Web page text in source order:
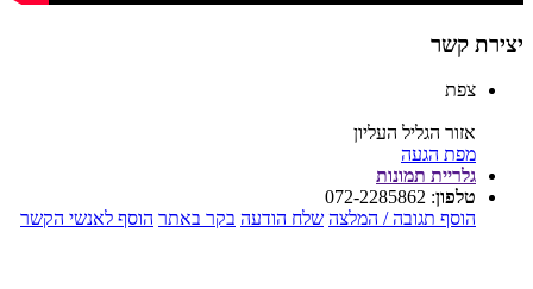
יצירת קשר
צפת
אזור הגליל העליון
מפת הגעה
גלריית תמונות
טלפון:
072-2285862
הוסף תגובה / המלצה שלח הודעה בקר באתר הוסף לאנשי הקשר